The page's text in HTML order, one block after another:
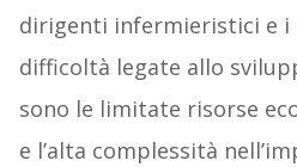
dirigenti infermieristici e i
difficoltà legate allo
sono le limitate risorse
e l’alta complessità